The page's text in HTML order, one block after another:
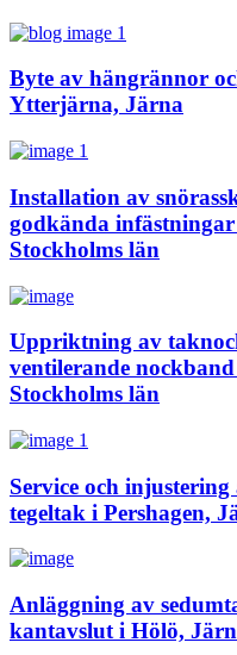
Byte av hängrännor
Ytterjärna, Järna
Installation av
godkända
Stockholms län
Uppriktning av
ventilerande
Stockholms län
Service och
tegeltak i Pershagen,
Anläggning av
kantavslut i Hölö,